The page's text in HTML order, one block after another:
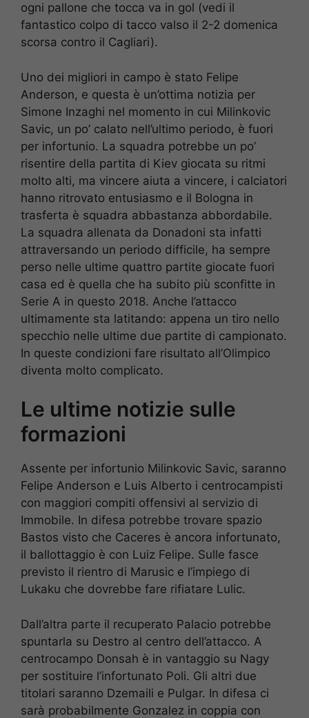
ogni pallone che tocca va in gol (vedi il
fantastico colpo di tacco valso il 2-2 domenica
scorsa contro il Cagliari).
Uno dei migliori in campo è stato Felipe
Anderson, e questa è un’ottima notizia per
Simone Inzaghi nel momento in cui Milinkovic
Savic, un po’ calato nell’ultimo periodo, è fuori
per infortunio. La squadra potrebbe un po’
risentire della partita di Kiev giocata su ritmi
molto alti, ma vincere aiuta a vincere, i calciatori
hanno ritrovato entusiasmo e il Bologna in
trasferta è squadra abbastanza abbordabile.
La squadra allenata da Donadoni sta infatti
attraversando un periodo difficile, ha sempre
perso nelle ultime quattro partite giocate fuori
casa ed è quella che ha subito più sconfitte in
Serie A in questo 2018. Anche l’attacco
ultimamente sta latitando: appena un tiro nello
specchio nelle ultime due partite di campionato.
In queste condizioni fare risultato all’Olimpico
diventa molto complicato.
Le ultime notizie sulle
formazioni
Assente per infortunio Milinkovic Savic, saranno
Felipe Anderson e Luis Alberto i centrocampisti
con maggiori compiti offensivi al servizio di
Immobile. In difesa potrebbe trovare spazio
Bastos visto che Caceres è ancora infortunato,
il ballottaggio è con Luiz Felipe. Sulle fasce
previsto il rientro di Marusic e l’impiego di
Lukaku che dovrebbe fare rifiatare Lulic.
Dall’altra parte il recuperato Palacio potrebbe
spuntarla su Destro al centro dell’attacco. A
centrocampo Donsah è in vantaggio su Nagy
per sostituire l’infortunato Poli. Gli altri due
titolari saranno Dzemaili e Pulgar. In difesa ci
sarà probabilmente Gonzalez in coppia con